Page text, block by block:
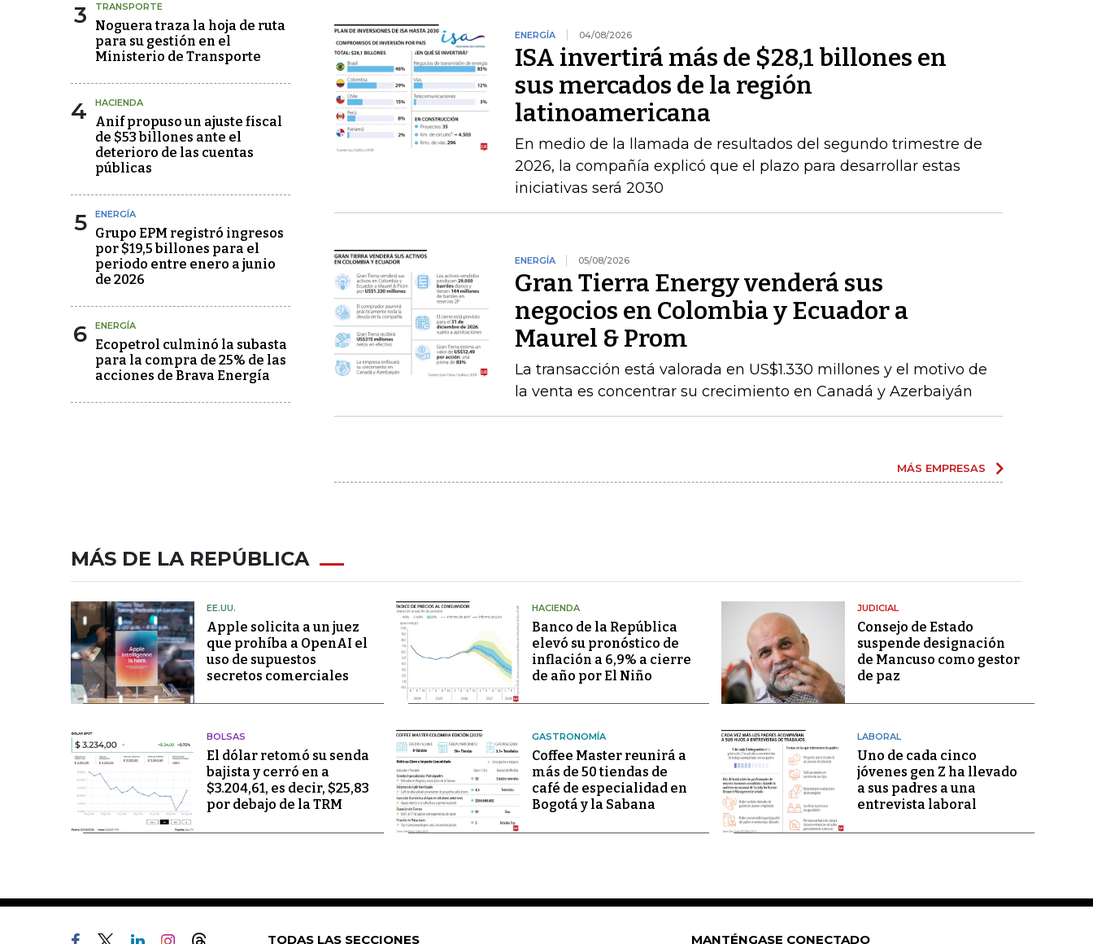
3 TRANSPORTE
Noguera traza la hoja de ruta
para su gestión en el
Ministerio de Transporte
4 HACIENDA
Anif propuso un ajuste fiscal
de $53 billones ante el
deterioro de las cuentas
públicas
5 ENERGÍA
Grupo EPM registró ingresos
por $19,5 billones para el
periodo entre enero a junio
de 2026
6 ENERGÍA
Ecopetrol culminó la subasta
para la compra de 25% de las
acciones de Brava Energía
ENERGÍA 04/08/2026
ISA invertirá más de $28,1 billones en
sus mercados de la región
latinoamericana
En medio de la llamada de resultados del segundo trimestre de
2026, la compañía explicó que el plazo para desarrollar estas
iniciativas será 2030
ENERGÍA 05/08/2026
Gran Tierra Energy venderá sus
negocios en Colombia y Ecuador a
Maurel & Prom
La transacción está valorada en US$1.330 millones y el motivo de
la venta es concentrar su crecimiento en Canadá y Azerbaiyán
MÁS EMPRESAS
MÁS DE LA REPÚBLICA
EE.UU.
Apple solicita a un juez
que prohíba a OpenAI el
uso de supuestos
secretos comerciales
HACIENDA
Banco de la República
elevó su pronóstico de
inflación a 6,9% a cierre
de año por El Niño
JUDICIAL
Consejo de Estado
suspende designación
de Mancuso como gestor
de paz
BOLSAS
El dólar retomó su senda
bajista y cerró en a
$3.204,61, es decir, $25,83
por debajo de la TRM
GASTRONOMÍA
Coffee Master reunirá a
más de 50 tiendas de
café de especialidad en
Bogotá y la Sabana
LABORAL
Uno de cada cinco
jóvenes gen Z ha llevado
a sus padres a una
entrevista laboral
TODAS LAS SECCIONES MANTÉNGASE CONECTADO